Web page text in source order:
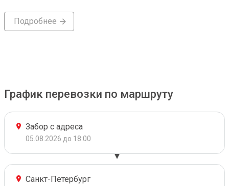
Подробнее
График перевозки по маршруту
Забор с адреса
05.08.2026 до 18:00
Санкт-Петербург